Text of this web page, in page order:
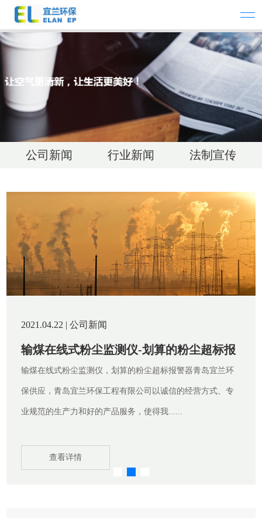
公司新闻 行业新闻 法制宣传
算的粉尘超标报
超标报警器青岛宜兰环
以诚信的经营方式、专
得我......
粉尘浓度测量仪|青岛宜
激
粉尘浓度测量仪|青岛宜兰环保性价
仪_你的理想选择，科技的更新带动
信科技的力量。青岛宜兰环保工程有